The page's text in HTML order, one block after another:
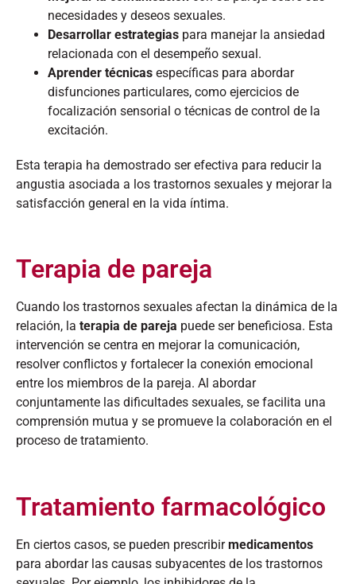
necesidades y deseos sexuales.​
Desarrollar estrategias para manejar la ansiedad
relacionada con el desempeño sexual.​
Aprender técnicas específicas para abordar
disfunciones particulares, como ejercicios de
focalización sensorial o técnicas de control de la
excitación.​
Esta terapia ha demostrado ser efectiva para reducir la
angustia asociada a los trastornos sexuales y mejorar la
satisfacción general en la vida íntima.​
Terapia de pareja
Cuando los trastornos sexuales afectan la dinámica de la
relación, la terapia de pareja puede ser beneficiosa. Esta
intervención se centra en mejorar la comunicación,
resolver conflictos y fortalecer la conexión emocional
entre los miembros de la pareja. Al abordar
conjuntamente las dificultades sexuales, se facilita una
comprensión mutua y se promueve la colaboración en el
proceso de tratamiento.​
Tratamiento farmacológico
En ciertos casos, se pueden prescribirmedicamentos
para abordar las causas subyacentes de los trastornos